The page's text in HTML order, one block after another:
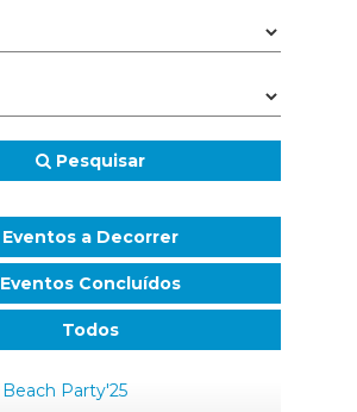
Pesquisar
Eventos a Decorrer
Eventos Concluídos
Todos